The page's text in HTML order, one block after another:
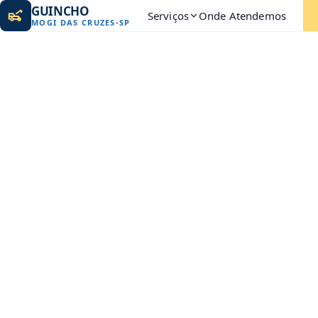
GUINCHO
MOGI DAS CRUZES-SP Serviços Onde Atendemos